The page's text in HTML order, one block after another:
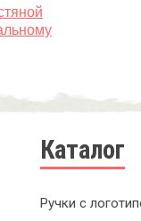
Каталог
Ручки с